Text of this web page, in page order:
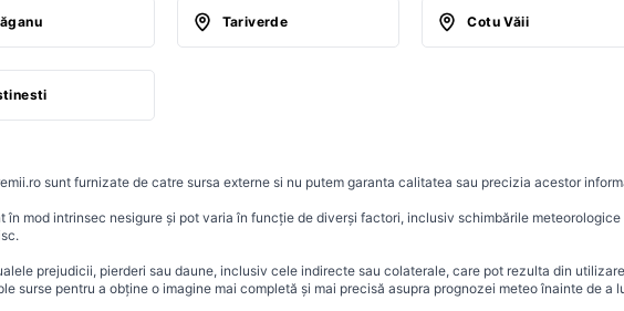
Tariverde Cotu Văii
sunt furnizate de catre sursa externe si nu putem garanta calitatea sau precizia acestor
mod intrinsec nesigure și pot varia în funcție de diverși factori, inclusiv schimbările
prejudicii, pierderi sau daune, inclusiv cele indirecte sau colaterale, care pot rezulta din
surse pentru a obține o imagine mai completă și mai precisă asupra prognozei meteo înainte de a